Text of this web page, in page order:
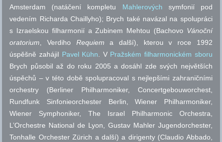
Amsterdam (natáčení kompletu Mahlerových symfonií pod
vedením Richarda Chaillyho); Brych také navázal na spolupráci
s Izraelskou filharmonií a Zubinem Mehtou (Bachovo Vánoční
oratorium, Verdiho Requiem a další), kterou v roce 1992
úspěšně zahájil Pavel Kühn. V Pražském filharmonickém sboru
Brych působil až do roku 2005 a dosáhl zde svých největších
úspěchů – v této době spolupracoval s nejlepšími zahraničními
orchestry (Berliner Philharmoniker, Concertgebouworchest,
Rundfunk Sinfonieorchester Berlin, Wiener Philharmoniker,
Wiener Symphoniker, The Israel Philharmonic Orchestra,
L’Orchestre National de Lyon, Gustav Mahler Jugendorchester,
Tonhalle Orchester Zürich a další) a dirigenty (Claudio Abbado,